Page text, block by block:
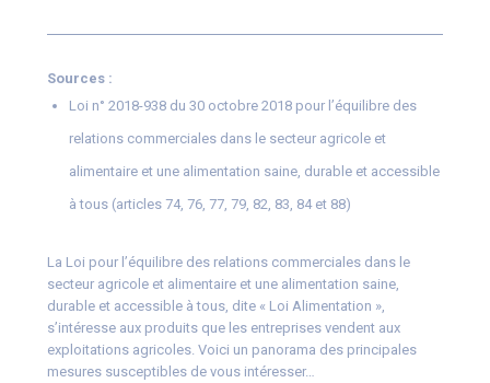
Sources:
Loi n° 2018-938 du 30 octobre 2018 pour l’équilibre des
relations commerciales dans le secteur agricole et
alimentaire et une alimentation saine, durable et accessible
à tous (articles 74, 76, 77, 79, 82, 83, 84 et 88)
La Loi pour l’équilibre des relations commerciales dans le
secteur agricole et alimentaire et une alimentation saine,
durable et accessible à tous, dite « Loi Alimentation »,
s’intéresse aux produits que les entreprises vendent aux
exploitations agricoles. Voici un panorama des principales
mesures susceptibles de vous intéresser…